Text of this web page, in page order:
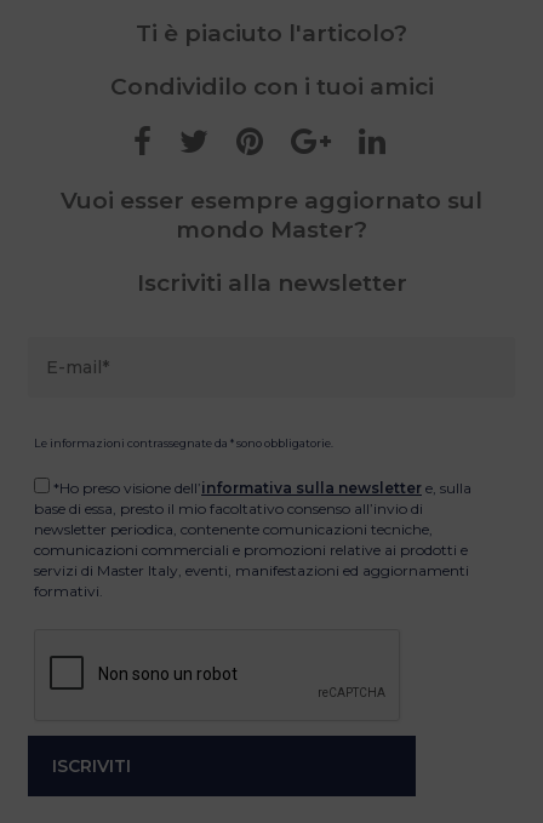
Ti è piaciuto l'articolo?
Condividilo con i tuoi amici
Vuoi esser esempre aggiornato sul
mondo Master?
Iscriviti alla newsletter
Le informazioni contrassegnate da * sono obbligatorie.
*Ho preso visione dell’informativa sulla newsletter e, sulla
base di essa, presto il mio facoltativo consenso all’invio di
newsletter periodica, contenente comunicazioni tecniche,
comunicazioni commerciali e promozioni relative ai prodotti e
servizi di Master Italy, eventi, manifestazioni ed aggiornamenti
formativi.